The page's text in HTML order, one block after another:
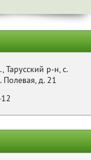
Тарусский р-н, с.
Полевая, д. 21